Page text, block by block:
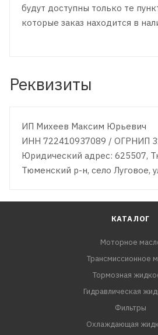
будут доступны только те
которые заказ находится в
Реквизиты
ИП Михеев Максим Юрьевич
ИНН 722410937089 / ОГРНИП
Юридический адрес: 625507,
Тюменский р-н, село Луговое,
КАТАЛОГ
Моторное
Трансмиссионное
Тормозная
Гидравлическая
Фильтры
Охлаждающая